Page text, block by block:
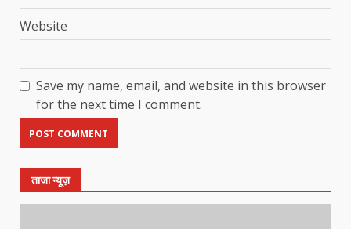
Website
Save my name, email, and website in this browser
for the next time I comment.
ताजा न्यूज़